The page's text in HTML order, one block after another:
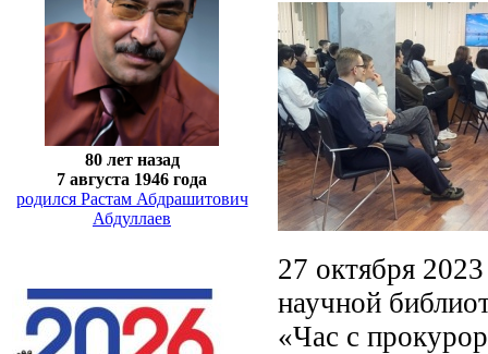
80 лет назад
7 августа 1946 года
родился Растам Абдрашитович
Абдуллаев
27 октября
научной
«Час с